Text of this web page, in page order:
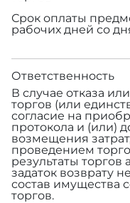
Срок оплаты
рабочих дней со
Ответственность
В случае отказа
торгов (или
согласие на
протокола и (или)
возмещения
проведением
результаты
задаток возврату
состав имущества
торгов.